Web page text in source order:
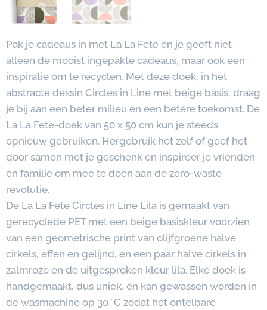
Pak je cadeaus in met La La Fete en je geeft niet
alleen de mooist ingepakte cadeaus, maar ook een
inspiratie om te recyclen. Met deze doek, in het
abstracte dessin Circles in Line met beige basis, draag
je bij aan een beter milieu en een betere toekomst. De
La La Fete-doek van 50 x 50 cm kun je steeds
opnieuw gebruiken. Hergebruik het zelf of geef het
door samen met je geschenk en inspireer je vrienden
en familie om mee te doen aan de zero-waste
revolutie.
De La La Fete Circles in Line Lila is gemaakt van
gerecyclede PET met een beige basiskleur voorzien
van een geometrische print van olijfgroene halve
cirkels, effen en gelijnd, en een paar halve cirkels in
zalmroze en de uitgesproken kleur lila. Elke doek is
handgemaakt, dus uniek, en kan gewassen worden in
de wasmachine op 30 °C zodat het ontelbare